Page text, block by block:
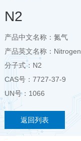
N2
产品中文名称：氮气
产品英文名称：Nitrogen
分子式：N2
CAS号：7727-37-9
UN号：1066
返回列表